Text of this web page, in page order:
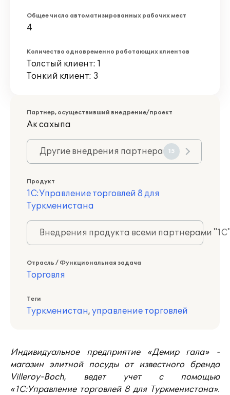
Общее число автоматизированных рабочих мест
4
Количество одновременно работающих клиентов
Толстый клиент: 1
Тонкий клиент: 3
Партнер, осуществивший внедрение/проект
Ак сахыпа
Другие внедрения партнера 15
Продукт
1С:Управление торговлей 8 для
Туркменистана
Внедрения продукта всеми партнерами
Отрасль / Функциональная задача
Торговля
Теги
Туркменистан, управление торговлей
Индивидуальное предприятие «Демир гала» -
магазин элитной посуды от известного бренда
Villeroy-Boch, ведет учет с помощью
«1С:Управление торговлей 8 для Туркменистана».